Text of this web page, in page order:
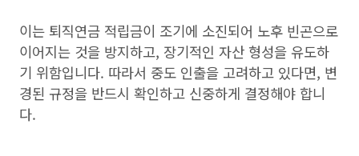
이는 퇴직연금 적립금이 조기에 소진되어 노후 빈곤으로
이어지는 것을 방지하고, 장기적인 자산 형성을 유도하
기 위함입니다. 따라서 중도 인출을 고려하고 있다면, 변
경된 규정을 반드시 확인하고 신중하게 결정해야 합니
다.